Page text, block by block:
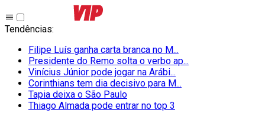
Tendências:
Filipe Luís ganha carta branca no M...
Presidente do Remo solta o verbo ap...
Vinícius Júnior pode jogar na Arábi...
Corinthians tem dia decisivo para M...
Tapia deixa o São Paulo
Thiago Almada pode entrar no top 3